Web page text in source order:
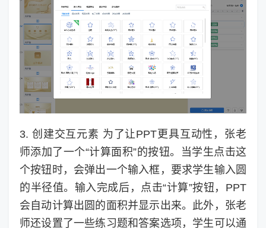
3. 创建交互元素 为了让PPT更具互动性，张老
师添加了一个“计算面积”的按钮。当学生点击这
个按钮时，会弹出一个输入框，要求学生输入圆
的半径值。输入完成后，点击“计算”按钮，PPT
会自动计算出圆的面积并显示出来。此外，张老
师还设置了一些练习题和答案选项，学生可以通